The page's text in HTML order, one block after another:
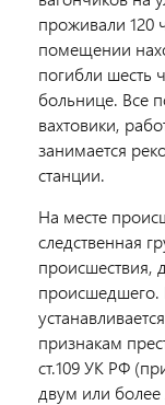
проживали 120
помещении
погибли шесть
больнице. Все
вахтовики,
занимается
станции.
На месте
следственная
происшествия,
признакам
ст.109 УК РФ
двум или